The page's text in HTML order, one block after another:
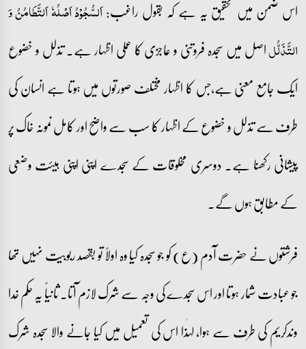
اس ضمن میں تحقیق یہ ہے کہ بقول راغب:اَلسُّجُوْدُ اَصْلُہٗ اَلتَّطَامُنُ وَ
التَّذَلُّلاصل میں سجدہ فروتنی و عاجزی کا عملی اظہار ہے۔ تذلل و خضوع
ایک جامع معنی ہے،جس کا اظہار مختلف صورتوں میں ہوتا ہے انسان کی
طرف سے تذلل و خضوع کے اظہار کا سب سے واضح اور کامل نمونہ خاک پر
پیشانی رکھنا ہے۔ دوسری مخلوقات کے سجدے اپنی اپنی ہیئت وضعی
کے مطابق ہوں گے۔
فرشتوں نے حضرت آدم (ع) کو جو سجدہ کیا وہ اولاً تو بقصد ربوبیت نہیں تھا
جو عبادت شمار ہوتا اور اس سجدے کی وجہ سے شرک لازم آتا۔ ثانیاً یہ حکم خدا
وندکریم کی طرف سے ہوا، لہٰذا اس کی تعمیل میں کیا جانے والا سجدہ شرک